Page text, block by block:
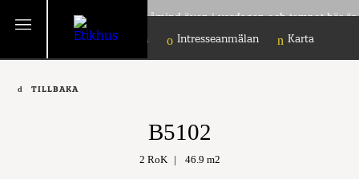
Närheten til naturen gör sig påmind även i vardagen och tempot här är
lite lugnare än i stan.
Objektinformation Intresseanmälan Karta
TILLBAKA
B5102
2 RoK 46.9 m2